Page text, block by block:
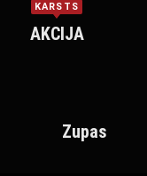
KARSTS
AKCIJA
Zupas